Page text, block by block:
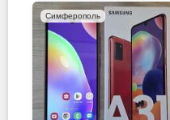
Симферополь